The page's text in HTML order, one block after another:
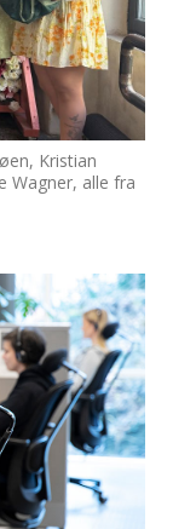
Kristian
Wagner, alle fra